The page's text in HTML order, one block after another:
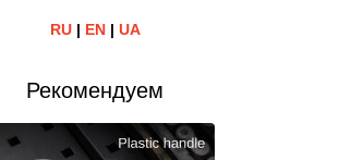
RU| EN| UA
Рекомендуем